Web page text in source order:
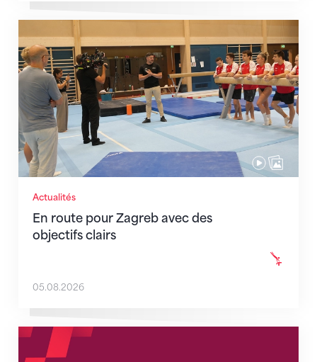
Actualités
En route pour Zagreb avec des
objectifs clairs
En route pour Zagreb avec des objectifs clairs
05.08.2026
Nouveaux horaires du secrétariat dès le 1er août